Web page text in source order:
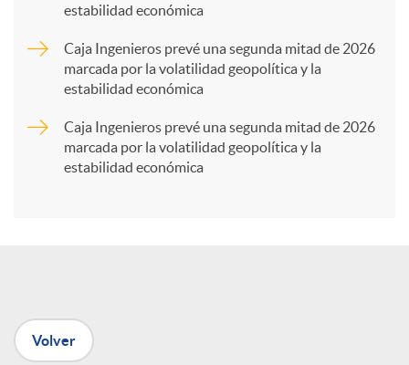
e
estabilidad económica
Caja Ingenieros prevé una segunda mitad de 2026
marcada por la volatilidad geopolítica y la
estabilidad económica
Caja Ingenieros prevé una segunda mitad de 2026
marcada por la volatilidad geopolítica y la
estabilidad económica
Volver